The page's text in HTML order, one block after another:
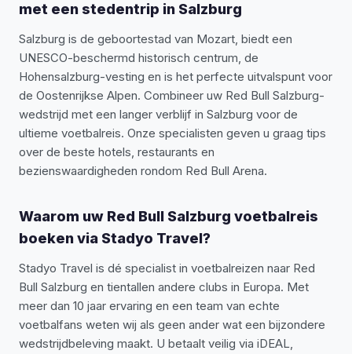
met een stedentrip in Salzburg
Salzburg is de geboortestad van Mozart, biedt een
UNESCO-beschermd historisch centrum, de
Hohensalzburg-vesting en is het perfecte uitvalspunt voor
de Oostenrijkse Alpen. Combineer uw Red Bull Salzburg-
wedstrijd met een langer verblijf in Salzburg voor de
ultieme voetbalreis. Onze specialisten geven u graag tips
over de beste hotels, restaurants en
bezienswaardigheden rondom Red Bull Arena.
Waarom uw Red Bull Salzburg voetbalreis
boeken via Stadyo Travel?
Stadyo Travel is dé specialist in voetbalreizen naar Red
Bull Salzburg en tientallen andere clubs in Europa. Met
meer dan 10 jaar ervaring en een team van echte
voetbalfans weten wij als geen ander wat een bijzondere
wedstrijdbeleving maakt. U betaalt veilig via iDEAL,